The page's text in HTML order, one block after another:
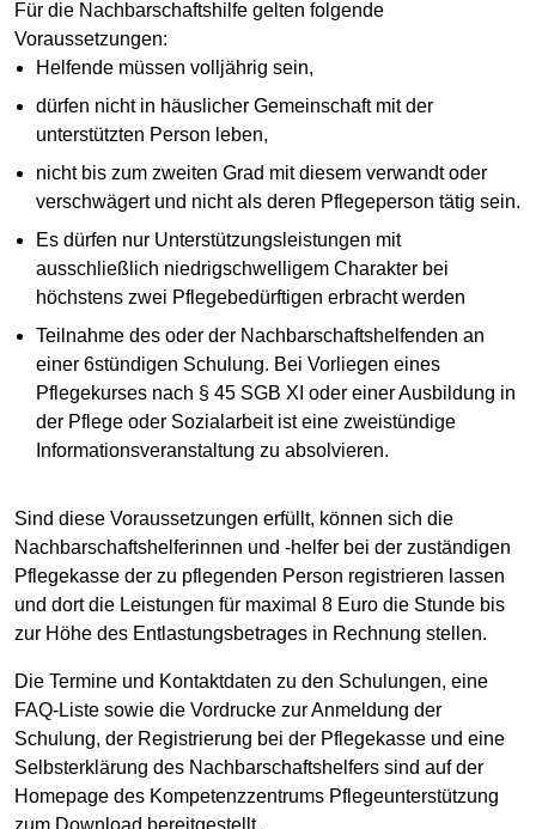
Für die Nachbarschaftshilfe gelten folgende
Voraussetzungen:
Helfende müssen volljährig sein,
dürfen nicht in häuslicher Gemeinschaft mit der
unterstützten Person leben,
nicht bis zum zweiten Grad mit diesem verwandt oder
verschwägert und nicht als deren Pflegeperson tätig sein.
Es dürfen nur Unterstützungsleistungen mit
ausschließlich niedrigschwelligem Charakter bei
höchstens zwei Pflegebedürftigen erbracht werden
Teilnahme des oder der Nachbarschaftshelfenden an
einer 6stündigen Schulung. Bei Vorliegen eines
Pflegekurses nach § 45 SGB XI oder einer Ausbildung in
der Pflege oder Sozialarbeit ist eine zweistündige
Informationsveranstaltung zu absolvieren.
Sind diese Voraussetzungen erfüllt, können sich die
Nachbarschaftshelferinnen und -helfer bei der zuständigen
Pflegekasse der zu pflegenden Person registrieren lassen
und dort die Leistungen für maximal 8 Euro die Stunde bis
zur Höhe des Entlastungsbetrages in Rechnung stellen.
Die Termine und Kontaktdaten zu den Schulungen, eine
FAQ-Liste sowie die Vordrucke zur Anmeldung der
Schulung, der Registrierung bei der Pflegekasse und eine
Selbsterklärung des Nachbarschaftshelfers sind auf der
Homepage des Kompetenzzentrums Pflegeunterstützung
zum Download bereitgestellt.